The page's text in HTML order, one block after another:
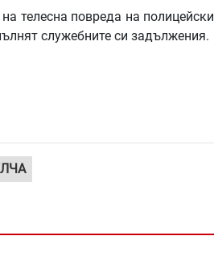
телесна повреда на полицейски
служебните си задължения.